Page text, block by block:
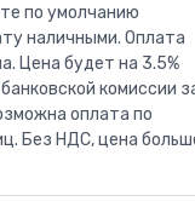
по умолчанию
наличными. Оплата
Цена будет на 3.5%
комиссии
оплата по
Без НДС, цена